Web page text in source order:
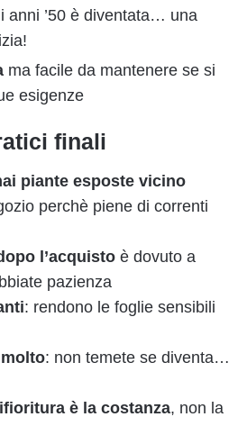
anni ’50 è diventata… una
ma facile da mantenere se si
esigenze
finali
piante esposte vicino
perchè piene di correnti
l’acquisto è dovuto a
pazienza
: rendono le foglie sensibili
: non temete se diventa…
è la costanza, non la